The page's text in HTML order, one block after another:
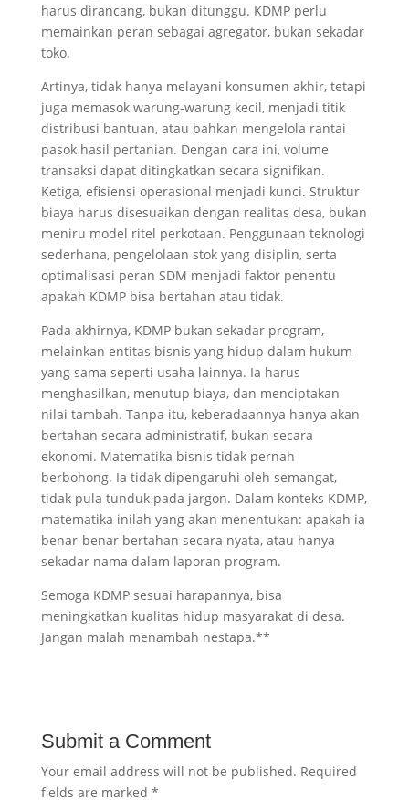
harus dirancang, bukan ditunggu. KDMP perlu
memainkan peran sebagai agregator, bukan sekadar
toko.
Artinya, tidak hanya melayani konsumen akhir, tetapi
juga memasok warung-warung kecil, menjadi titik
distribusi bantuan, atau bahkan mengelola rantai
pasok hasil pertanian. Dengan cara ini, volume
transaksi dapat ditingkatkan secara signifikan.
Ketiga, efisiensi operasional menjadi kunci. Struktur
biaya harus disesuaikan dengan realitas desa, bukan
meniru model ritel perkotaan. Penggunaan teknologi
sederhana, pengelolaan stok yang disiplin, serta
optimalisasi peran SDM menjadi faktor penentu
apakah KDMP bisa bertahan atau tidak.
Pada akhirnya, KDMP bukan sekadar program,
melainkan entitas bisnis yang hidup dalam hukum
yang sama seperti usaha lainnya. Ia harus
menghasilkan, menutup biaya, dan menciptakan
nilai tambah. Tanpa itu, keberadaannya hanya akan
bertahan secara administratif, bukan secara
ekonomi. Matematika bisnis tidak pernah
berbohong. Ia tidak dipengaruhi oleh semangat,
tidak pula tunduk pada jargon. Dalam konteks KDMP,
matematika inilah yang akan menentukan: apakah ia
benar-benar bertahan secara nyata, atau hanya
sekadar nama dalam laporan program.
Semoga KDMP sesuai harapannya, bisa
meningkatkan kualitas hidup masyarakat di desa.
Jangan malah menambah nestapa.**
Submit a Comment
Your email address will not be published. Required
fields are marked *